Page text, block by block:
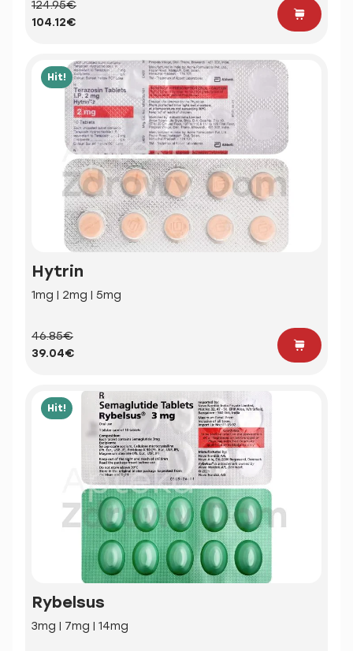
124.95€
104.12€
Hit!
Hytrin
1mg | 2mg | 5mg
46.85€
39.04€
Hit!
Rybelsus
3mg | 7mg | 14mg